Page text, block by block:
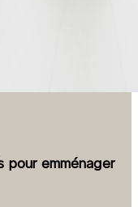
pour emménager